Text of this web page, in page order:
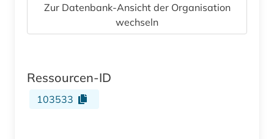
Zur Datenbank-Ansicht der Organisation
wechseln
Ressourcen-ID
103533